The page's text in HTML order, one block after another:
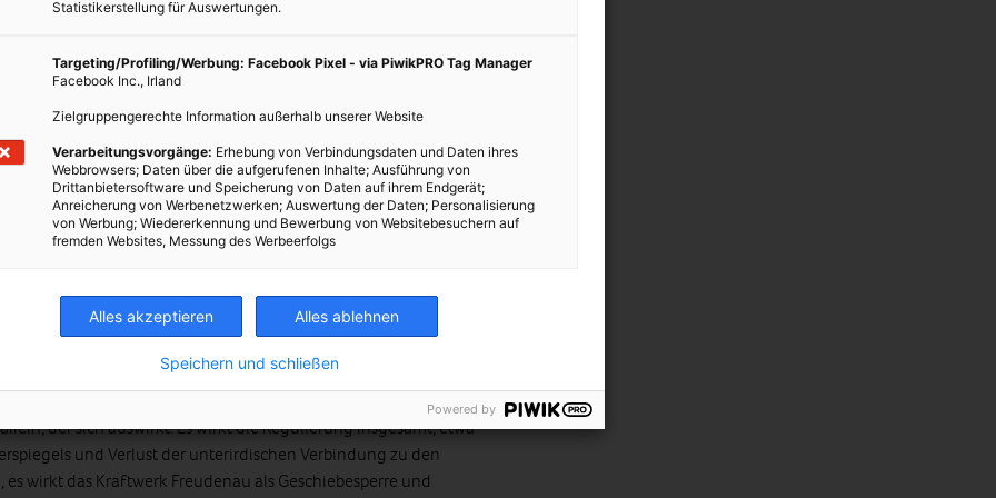
bis zum Müller auf der Schiffsmühle. Wir zeigen aber auch
Vitrinen sind kostbare Bestände aus dem Archiv ausgestellt,
was besonders am Wiener
Eine aus 30 Millionen Kubikmetern
dieser Größe könnte heute vermutlich gar nicht mehr errichtet
dafür. Möglich war dieser wirksame Bau, weil das
im Zuge der großen Regulierung 1870-75 angelegt
Eingriffe, sozusagen.
auf die Umwelt?
der sich auswirkt. Es wirkt die Regulierung insgesamt, etwa
und Verlust der unterirdischen Verbindung zu den
wirkt das Kraftwerk Freudenau als Geschiebesperre und
Statistikerstellung für Auswertungen.
Targeting/Profiling/Werbung: Facebook Pixel - via PiwikPRO Tag Manager
Facebook Inc., Irland
Zielgruppengerechte Information außerhalb unserer Website
Verarbeitungsvorgänge: Erhebung von Verbindungsdaten und Daten ihres
Webbrowsers; Daten über die aufgerufenen Inhalte; Ausführung von
Drittanbietersoftware und Speicherung von Daten auf ihrem Endgerät;
Anreicherung von Werbenetzwerken; Auswertung der Daten; Personalisierung
von Werbung; Wiedererkennung und Bewerbung von Websitebesuchern auf
fremden Websites, Messung des Werbeerfolgs
Alles akzeptieren Alles ablehnen
Speichern und schließen
Powered by